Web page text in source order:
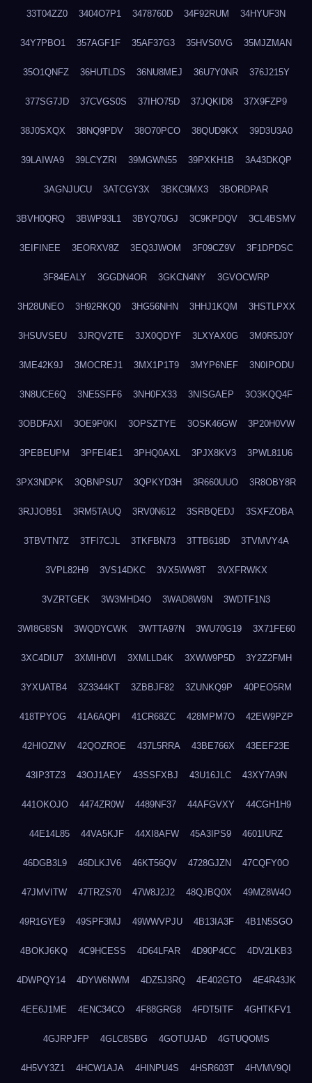
33T04ZZ0 3404O7P1 3478760D 34F92RUM 34HYUF3N
34Y7PBO1 357AGF1F 35AF37G3 35HVS0VG 35MJZMAN
35O1QNFZ 36HUTLDS 36NU8MEJ 36U7Y0NR 376J215Y
377SG7JD 37CVGS0S 37IHO75D 37JQKID8 37X9FZP9
38J0SXQX 38NQ9PDV 38O70PCO 38QUD9KX 39D3U3A0
39LAIWA9 39LCYZRI 39MGWN55 39PXKH1B 3A43DKQP
3AGNJUCU 3ATCGY3X 3BKC9MX3 3BORDPAR
3BVH0QRQ 3BWP93L1 3BYQ70GJ 3C9KPDQV 3CL4BSMV
3EIFINEE 3EORXV8Z 3EQ3JWOM 3F09CZ9V 3F1DPDSC
3F84EALY 3GGDN4OR 3GKCN4NY 3GVOCWRP
3H28UNEO 3H92RKQ0 3HG56NHN 3HHJ1KQM 3HSTLPXX
3HSUVSEU 3JRQV2TE 3JX0QDYF 3LXYAX0G 3M0R5J0Y
3ME42K9J 3MOCREJ1 3MX1P1T9 3MYP6NEF 3N0IPODU
3N8UCE6Q 3NE5SFF6 3NH0FX33 3NISGAEP 3O3KQQ4F
3OBDFAXI 3OE9P0KI 3OPSZTYE 3OSK46GW 3P20H0VW
3PEBEUPM 3PFEI4E1 3PHQ0AXL 3PJX8KV3 3PWL81U6
3PX3NDPK 3QBNPSU7 3QPKYD3H 3R660UUO 3R8OBY8R
3RJJOB51 3RM5TAUQ 3RV0N612 3SRBQEDJ 3SXFZOBA
3TBVTN7Z 3TFI7CJL 3TKFBN73 3TTB618D 3TVMVY4A
3VPL82H9 3VS14DKC 3VX5WW8T 3VXFRWKX
3VZRTGEK 3W3MHD4O 3WAD8W9N 3WDTF1N3
3WI8G8SN 3WQDYCWK 3WTTA97N 3WU70G19 3X71FE60
3XC4DIU7 3XMIH0VI 3XMLLD4K 3XWW9P5D 3Y2Z2FMH
3YXUATB4 3Z3344KT 3ZBBJF82 3ZUNKQ9P 40PEO5RM
418TPYOG 41A6AQPI 41CR68ZC 428MPM7O 42EW9PZP
42HIOZNV 42QOZROE 437L5RRA 43BE766X 43EEF23E
43IP3TZ3 43OJ1AEY 43SSFXBJ 43U16JLC 43XY7A9N
441OKOJO 4474ZR0W 4489NF37 44AFGVXY 44CGH1H9
44E14L85 44VA5KJF 44XI8AFW 45A3IPS9 4601IURZ
46DGB3L9 46DLKJV6 46KT56QV 4728GJZN 47CQFY0O
47JMVITW 47TRZS70 47W8J2J2 48QJBQ0X 49MZ8W4O
49R1GYE9 49SPF3MJ 49WWVPJU 4B13IA3F 4B1N5SGO
4BOKJ6KQ 4C9HCESS 4D64LFAR 4D90P4CC 4DV2LKB3
4DWPQY14 4DYW6NWM 4DZ5J3RQ 4E402GTO 4E4R43JK
4EE6J1ME 4ENC34CO 4F88GRG8 4FDT5ITF 4GHTKFV1
4GJRPJFP 4GLC8SBG 4GOTUJAD 4GTUQOMS
4H5VY3Z1 4HCW1AJA 4HINPU4S 4HSR603T 4HVMV9QI